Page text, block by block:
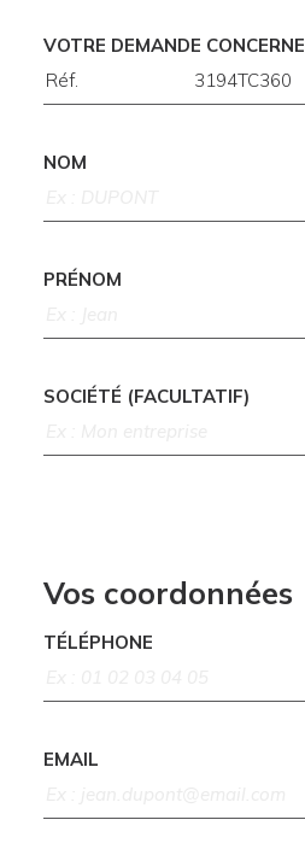
VOTRE DEMANDE CONCERNE
NOM
PRÉNOM
SOCIÉTÉ (FACULTATIF)
Vos coordonnées
TÉLÉPHONE
EMAIL